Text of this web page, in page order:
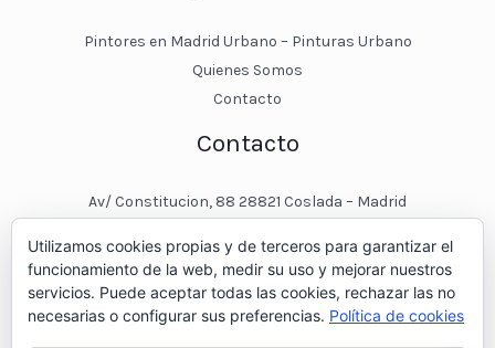
Pintores en Madrid Urbano – Pinturas Urbano
Quienes Somos
Contacto
Contacto
Av/ Constitucion, 88 28821 Coslada – Madrid
pinturasurbano@hotmail.es
+34 – 643 00 74 11
Utilizamos cookies propias y de terceros para garantizar el
funcionamiento de la web, medir su uso y mejorar nuestros
servicios. Puede aceptar todas las cookies, rechazar las no
necesarias o configurar sus preferencias. Política de cookies